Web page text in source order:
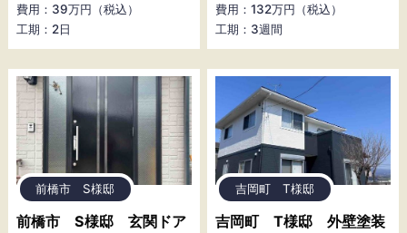
費用：39万円（税込）
工期：2日
費用：132万円（税込）
工期：3週間
前橋市 S様邸
前橋市 S様邸 玄関ドア
吉岡町 T様邸
吉岡町 T様邸 外壁塗装